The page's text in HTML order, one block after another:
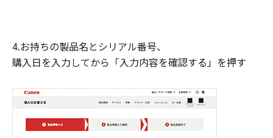
4.お持ちの製品名とシリアル番号、
購入日を入力してから「入力内容を確認する」を押す